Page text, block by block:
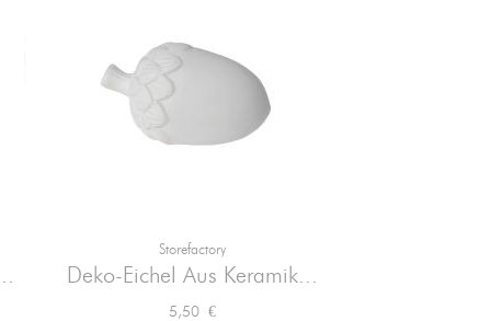
Storefactory
Deko-Eichel Aus Keramik...
Preis
5,50 €
Vorschau